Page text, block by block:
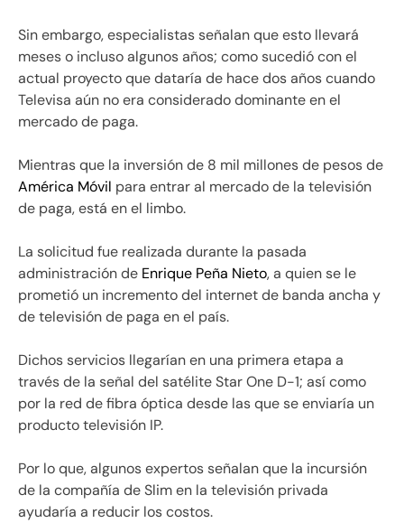
Sin embargo, especialistas señalan que esto llevará
meses o incluso algunos años; como sucedió con el
actual proyecto que dataría de hace dos años cuando
Televisa aún no era considerado dominante en el
mercado de paga.
Mientras que la inversión de 8 mil millones de pesos de
América Móvil para entrar al mercado de la televisión
de paga, está en el limbo.
La solicitud fue realizada durante la pasada
administración de Enrique Peña Nieto, a quien se le
prometió un incremento del internet de banda ancha y
de televisión de paga en el país.
Dichos servicios llegarían en una primera etapa a
través de la señal del satélite Star One D-1; así como
por la red de fibra óptica desde las que se enviaría un
producto televisión IP.
Por lo que, algunos expertos señalan que la incursión
de la compañía de Slim en la televisión privada
ayudaría a reducir los costos.